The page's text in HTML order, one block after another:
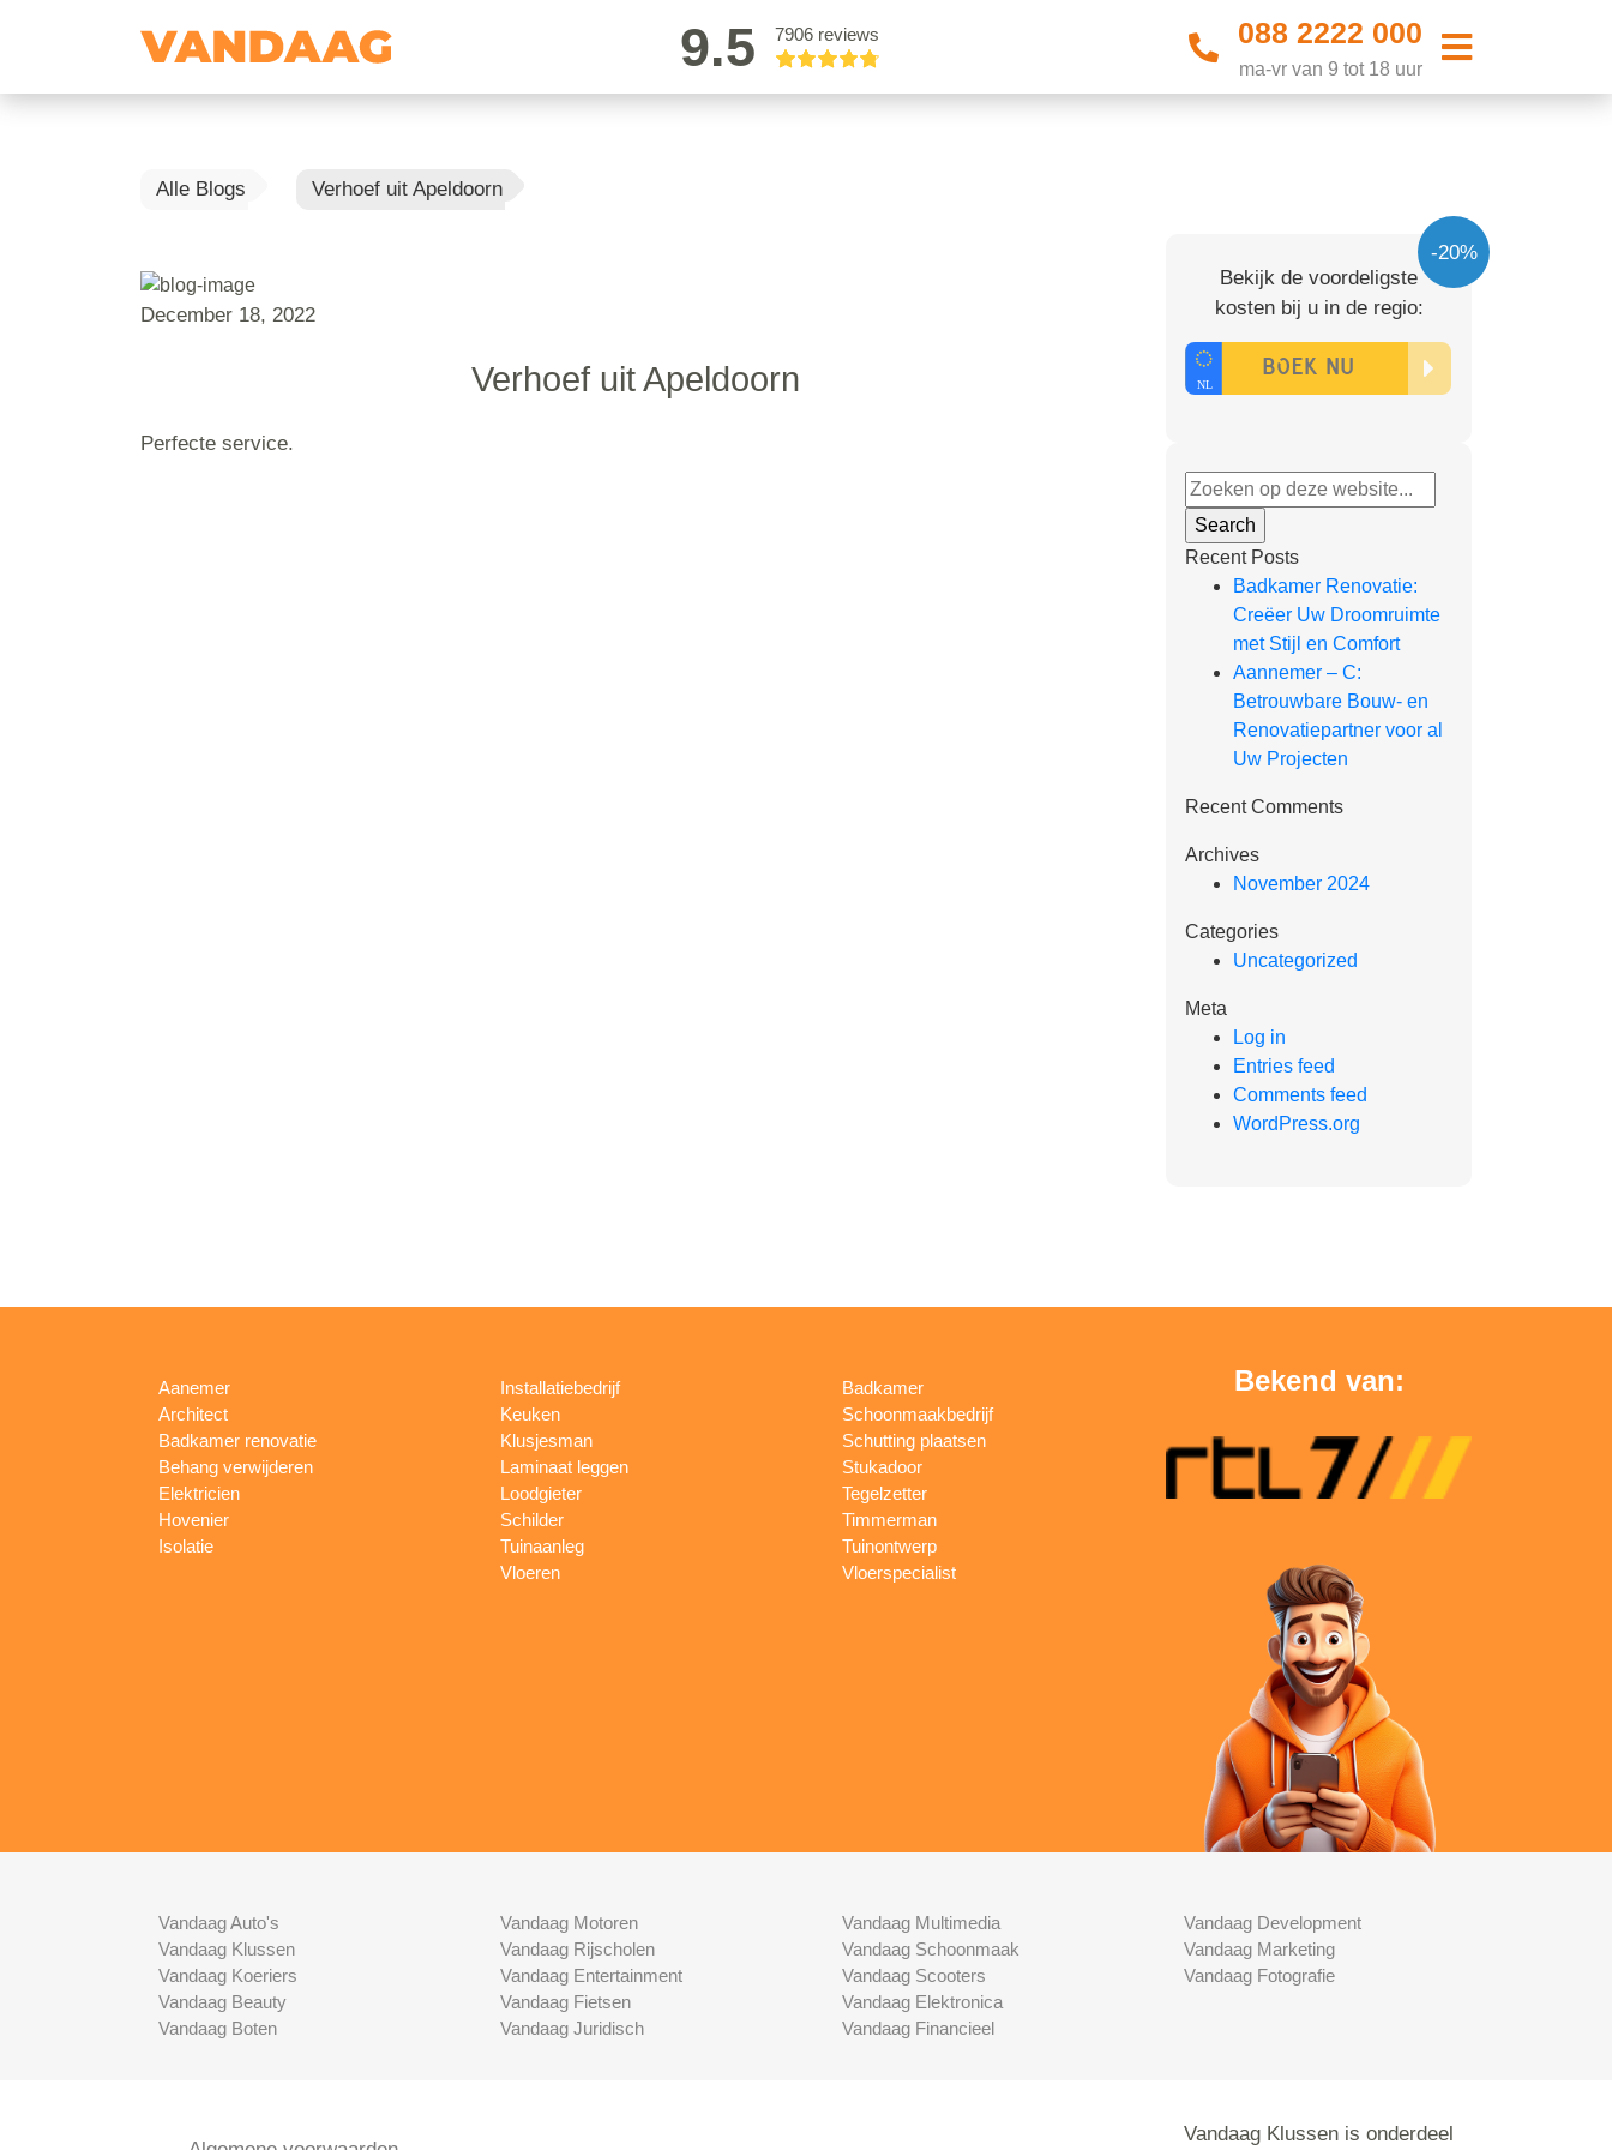
9.5 7906 reviews 088 2222 000
ma-vr van 9 tot 18 uur
Alle Blogs Verhoef uit Apeldoorn
December 18, 2022
Verhoef uit Apeldoorn
Perfecte service.
-20%
Bekijk de voordeligste
kosten bij u in de regio:
Recent Posts
Badkamer Renovatie:
Creëer Uw Droomruimte
met Stijl en Comfort
Aannemer – C:
Betrouwbare Bouw- en
Renovatiepartner voor al
Uw Projecten
Recent Comments
Archives
November 2024
Categories
Uncategorized
Meta
Log in
Entries feed
Comments feed
WordPress.org
Aanemer
Architect
Badkamer renovatie
Behang verwijderen
Elektricien
Hovenier
Isolatie
Installatiebedrijf
Keuken
Klusjesman
Laminaat leggen
Loodgieter
Schilder
Tuinaanleg
Vloeren
Badkamer
Schoonmaakbedrijf
Schutting plaatsen
Stukadoor
Tegelzetter
Timmerman
Tuinontwerp
Vloerspecialist
Bekend van:
Vandaag Auto's
Vandaag Klussen
Vandaag Koeriers
Vandaag Beauty
Vandaag Boten
Vandaag Motoren
Vandaag Rijscholen
Vandaag Entertainment
Vandaag Fietsen
Vandaag Juridisch
Vandaag Multimedia
Vandaag Schoonmaak
Vandaag Scooters
Vandaag Elektronica
Vandaag Financieel
Vandaag Development
Vandaag Marketing
Vandaag Fotografie
Vandaag Klussen is onderdeel